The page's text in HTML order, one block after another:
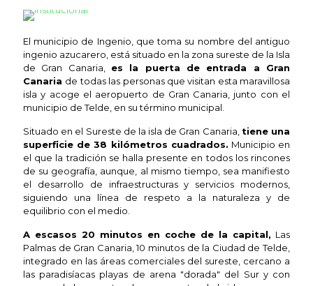
El municipio de Ingenio, que toma su nombre del antiguo
ingenio azucarero, está situado en la zona sureste de la Isla
de Gran Canaria, es la puerta de entrada a Gran
Canaria de todas las personas que visitan esta maravillosa
isla y acoge el aeropuerto de Gran Canaria, junto con el
municipio de Telde, en su término municipal.
Situado en el Sureste de la isla de Gran Canaria, tiene una
superficie de 38 kilómetros cuadrados. Municipio en
el que la tradición se halla presente en todos los rincones
de su geografía, aunque, al mismo tiempo, sea manifiesto
el desarrollo de infraestructuras y servicios modernos,
siguiendo una línea de respeto a la naturaleza y de
equilibrio con el medio.
A escasos 20 minutos en coche de la capital, Las
Palmas de Gran Canaria, 10 minutos de la Ciudad de Telde,
integrado en las áreas comerciales del sureste, cercano a
las paradisíacas playas de arena "dorada" del Sur y con